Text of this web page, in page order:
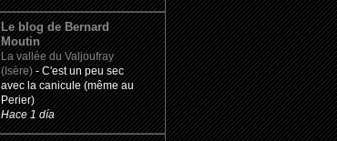
Le blog de Bernard
Moutin
La vallée du Valjoufray
(Isère)-C'est un peu sec
avec la canicule (même au
Perier)
Hace 1 día